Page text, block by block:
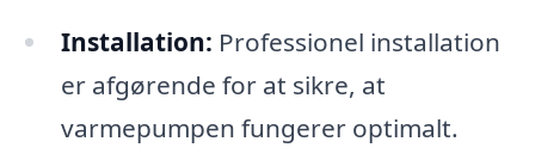
Installation: Professionel installation
er afgørende for at sikre, at
varmepumpen fungerer optimalt.